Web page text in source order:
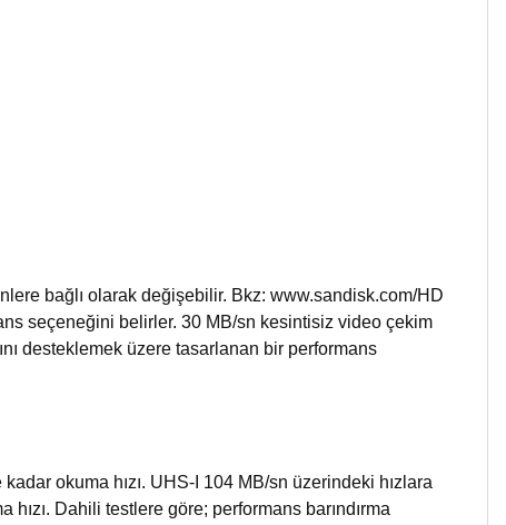
bağlı olarak değişebilir. Bkz: www.sandisk.com/HD
seçeneğini belirler. 30 MB/sn kesintisiz video çekim
desteklemek üzere tasarlanan bir performans
okuma hızı. UHS-I 104 MB/sn üzerindeki hızlara
Dahili testlere göre; performans barındırma